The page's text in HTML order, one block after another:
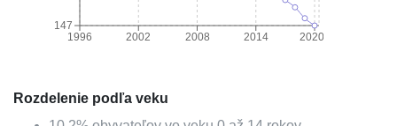
1996 2002 2008 2014 2020
147
Rozdelenie podľa veku